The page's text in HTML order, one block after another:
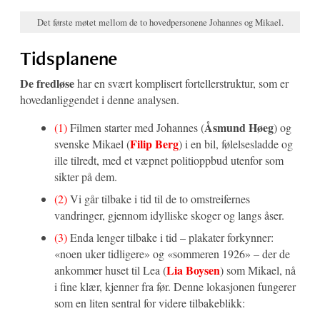
Det første møtet mellom de to hovedpersonene Johannes og Mikael.
Tidsplanene
De fredløsehar en svært komplisert fortellerstruktur, som er
hovedanliggendet i denne analysen.
(1)Filmen starter med Johannes (Åsmund Høeg) og
svenske Mikael (Filip Berg) i en bil, følelsesladde og
ille tilredt, med et væpnet politioppbud utenfor som
sikter på dem.
(2)Vi går tilbake i tid til de to omstreifernes
vandringer, gjennom idylliske skoger og langs åser.
(3)Enda lenger tilbake i tid – plakater forkynner:
«noen uker tidligere» og «sommeren 1926» – der de
ankommer huset til Lea (Lia Boysen) som Mikael, nå
i fine klær, kjenner fra før. Denne lokasjonen fungerer
som en liten sentral for videre tilbakeblikk: